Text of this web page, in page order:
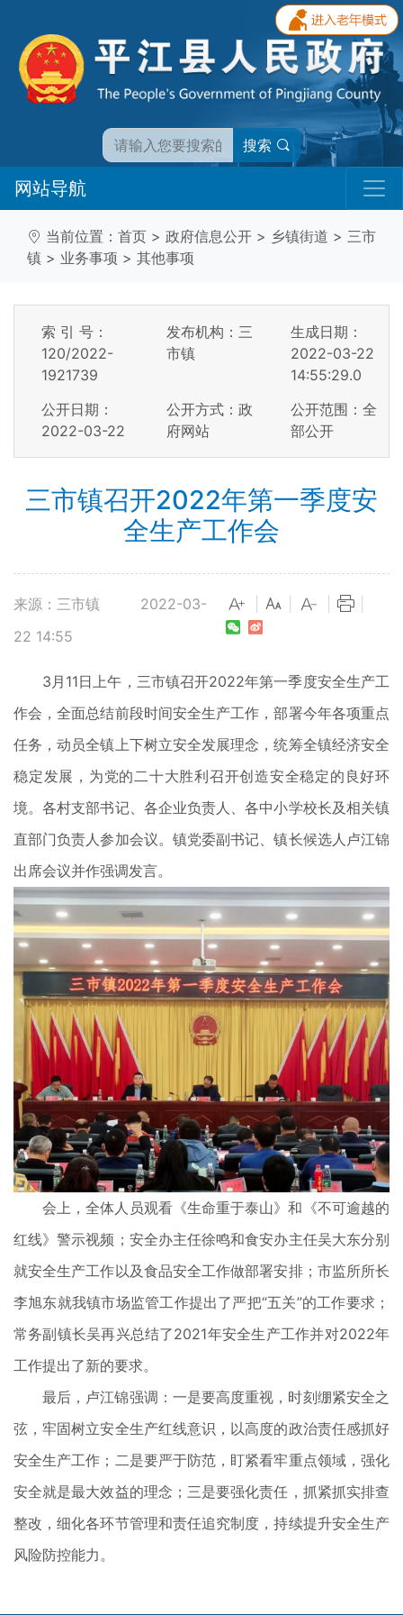
搜索
网站导航
当前位置： 首页 > 政府信息公开 > 乡镇街道 > 三市
镇 > 业务事项 > 其他事项
索 引 号：
120/2022-
1921739
发布机构：三
市镇
生成日期：
2022-03-22
14:55:29.0
公开日期：
2022-03-22
公开方式：政
府网站
公开范围：全
部公开
三市镇召开2022年第一季度安
全生产工作会
来源：三市镇
2022-03-
22 14:55
3月11日上午，三市镇召开2022年第一季度安全生产工
作会，全面总结前段时间安全生产工作，部署今年各项重点
任务，动员全镇上下树立安全发展理念，统筹全镇经济安全
稳定发展，为党的二十大胜利召开创造安全稳定的良好环
境。各村支部书记、各企业负责人、各中小学校长及相关镇
直部门负责人参加会议。镇党委副书记、镇长候选人卢江锦
出席会议并作强调发言。
会上，全体人员观看《生命重于泰山》和《不可逾越的
红线》警示视频；安全办主任徐鸣和食安办主任吴大东分别
就安全生产工作以及食品安全工作做部署安排；市监所所长
李旭东就我镇市场监管工作提出了严把“五关”的工作要求；
常务副镇长吴再兴总结了2021年安全生产工作并对2022年
工作提出了新的要求。
最后，卢江锦强调：一是要高度重视，时刻绷紧安全之
弦，牢固树立安全生产红线意识，以高度的政治责任感抓好
安全生产工作；二是要严于防范，盯紧看牢重点领域，强化
安全就是最大效益的理念；三是要强化责任，抓紧抓实排查
整改，细化各环节管理和责任追究制度，持续提升安全生产
风险防控能力。